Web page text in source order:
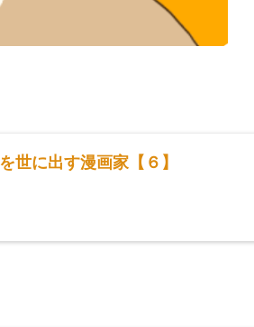
世に出す漫画家【６】